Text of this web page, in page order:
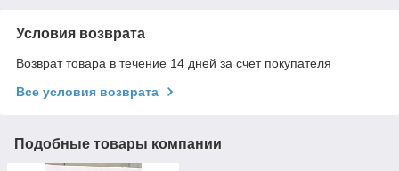
Условия возврата
Возврат товара в течение 14 дней за счет покупателя
Все условия возврата
Подобные товары компании